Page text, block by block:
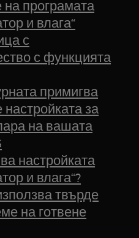
програмата
и влага“
с
с функцията
примигва
настройката за
на вашата
настройката
и влага“?
твърде
на готвене